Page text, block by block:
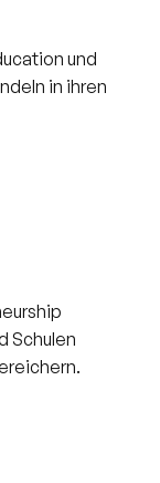
und
in ihren
Schulen